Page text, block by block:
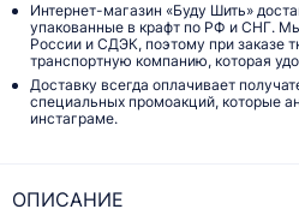
Интернет-магазин «Буду Шить»
упакованные в крафт по РФ и СНГ.
России и СДЭК, поэтому при заказе
транспортную компанию, которая
Доставку всегда оплачивает
специальных промоакций, которые
инстаграме.
ОПИСАНИЕ